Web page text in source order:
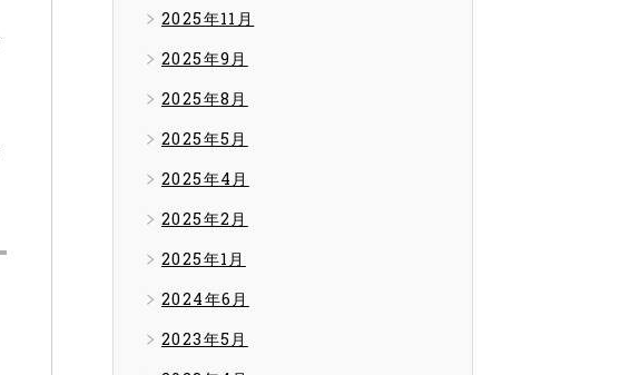
2025年11月
2025年9月
2025年8月
2025年5月
2025年4月
2025年2月
2025年1月
2024年6月
2023年5月